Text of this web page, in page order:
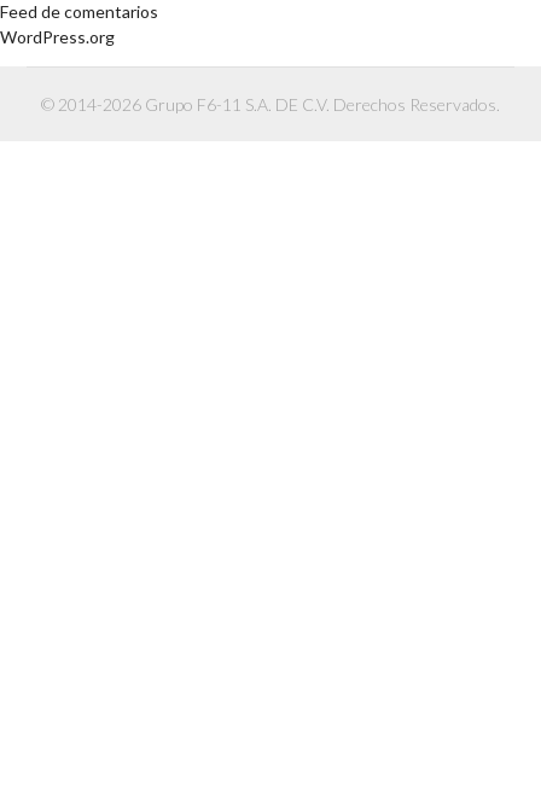
Feed de comentarios
WordPress.org
© 2014-2026 Grupo F6-11 S.A. DE C.V. Derechos Reservados.